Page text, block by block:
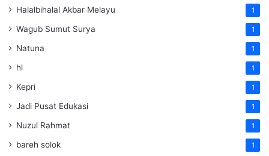
Halalbihalal Akbar Melayu 1
Wagub Sumut Surya 1
Natuna 1
hl 1
Kepri 1
Jadi Pusat Edukasi 1
Nuzul Rahmat 1
bareh solok 1